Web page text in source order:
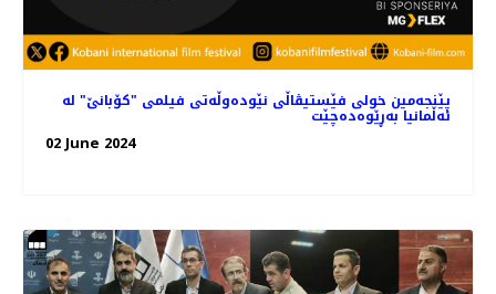
پێنجەمین خولی فێستیڤاڵی نێودەوڵەتی فیلمی "کۆبانێ" لە
ئەڵمانیا بەڕێوەده‌چێت
02 June 2024